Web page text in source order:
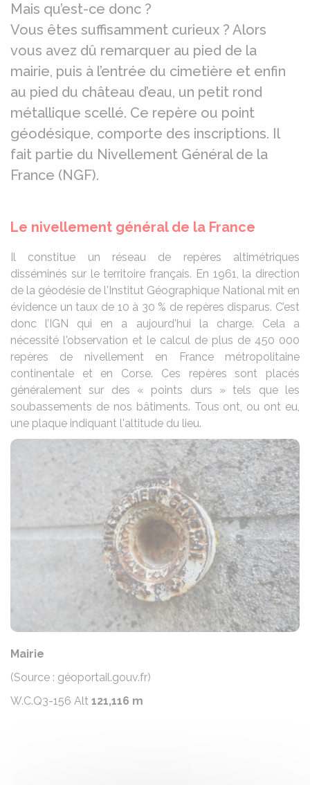
Mais qu’est-ce donc ?
Vous êtes suffisamment curieux ? Alors
vous avez dû remarquer au pied de la
mairie, puis à l’entrée du cimetière et enfin
au pied du château d’eau, un petit rond
métallique scellé. Ce repère ou point
géodésique, comporte des inscriptions. Il
fait partie du Nivellement Général de la
France (NGF).
Le nivellement général de la France
Il constitue un réseau de repères altimétriques
disséminés sur le territoire français. En 1961, la direction
de la géodésie de l'Institut Géographique National mit en
évidence un taux de 10 à 30 % de repères disparus. C’est
donc l’IGN qui en a aujourd'hui la charge. Cela a
nécessité l'observation et le calcul de plus de 450 000
repères de nivellement en France métropolitaine
continentale et en Corse. Ces repères sont placés
généralement sur des « points durs » tels que les
soubassements de nos bâtiments. Tous ont, ou ont eu,
une plaque indiquant l'altitude du lieu.
Mairie
(Source : géoportail.gouv.fr)
W.C.Q3-156 Alt 121,116 m